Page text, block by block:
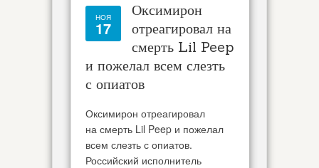
НОЯ
17
Оксимирон
отреагировал на
смерть Lil Peep
и пожелал всем слезть
с опиатов
Оксимирон отреагировал
на смерть Lil Peep и пожелал
всем слезть с опиатов.
Российский исполнитель